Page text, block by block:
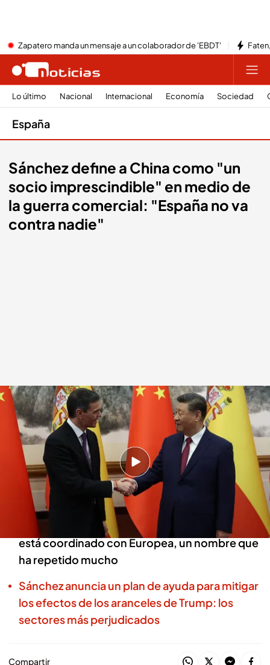
Zapatero manda un mensaje a un colaborador de 'EBDT'
Lo último Nacional Internacional Economía Sociedad
España
Sánchez define a China como "un
socio imprescindible" en medio de
la guerra comercial: "España no va
contra nadie"
Sánchez define a China como "un socio imprescindible"
Redacción digital Noticias Cuatro Europa Press
11 ABR 2025 - 17:05h.
El líder del gigante asiático, sin referirse a
Estados Unidos, ha abogado por reforzar el
multilateralismo
Sánchez ha querido dejar claro que este viaje
está coordinado con Europea, un nombre que
ha repetido mucho
Sánchez anuncia un plan de ayuda para mitigar
los efectos de los aranceles de Trump: los
sectores más perjudicados
Compartir